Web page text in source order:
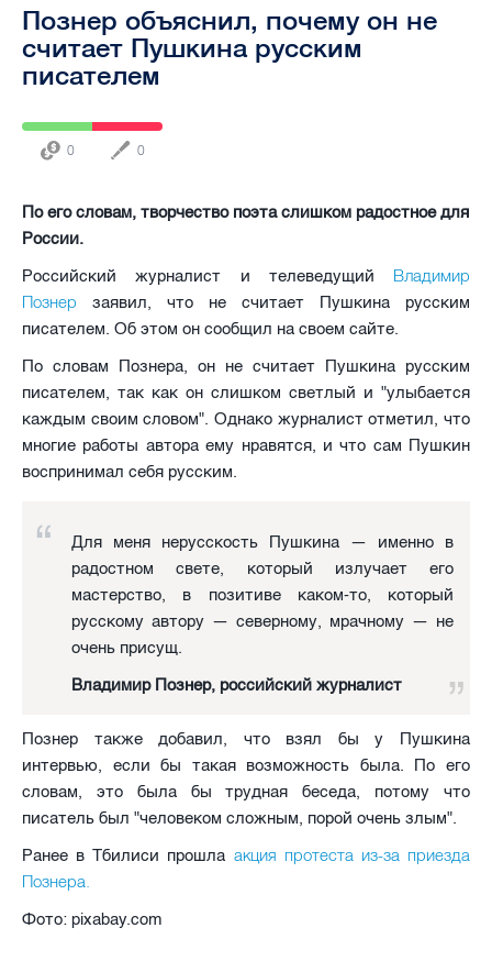
Познер объяснил, почему он не
считает Пушкина русским
писателем
0 0
По его словам, творчество поэта слишком радостное для
России.
Российский журналист и телеведущий Владимир
Познер заявил, что не считает Пушкина русским
писателем. Об этом он сообщил на своем сайте.
По словам Познера, он не считает Пушкина русским
писателем, так как он слишком светлый и "улыбается
каждым своим словом". Однако журналист отметил, что
многие работы автора ему нравятся, и что сам Пушкин
воспринимал себя русским.
Для меня нерусскость Пушкина — именно в
радостном свете, который излучает его
мастерство, в позитиве каком-то, который
русскому автору — северному, мрачному — не
очень присущ.
Владимир Познер, российский журналист
Познер также добавил, что взял бы у Пушкина
интервью, если бы такая возможность была. По его
словам, это была бы трудная беседа, потому что
писатель был "человеком сложным, порой очень злым".
Ранее в Тбилиси прошла акция протеста из-за приезда
Познера.
Фото: pixabay.com